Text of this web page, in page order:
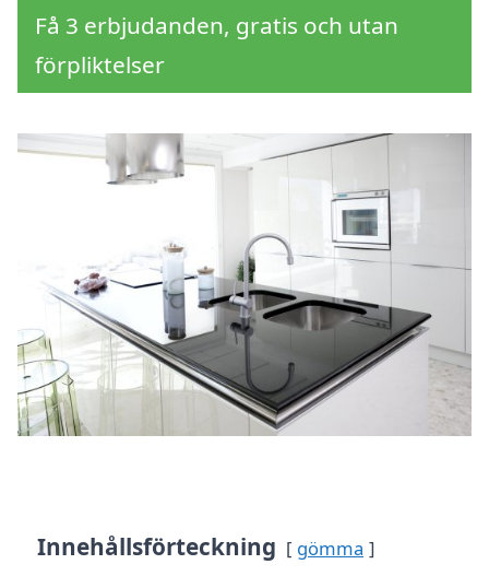
Få 3 erbjudanden, gratis och utan
förpliktelser
Innehållsförteckning gömma